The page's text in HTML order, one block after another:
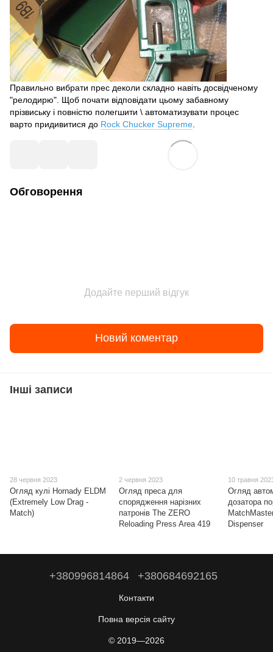
Правильно вибрати прес деколи складно навіть досвідченому
"релодирю". Щоб почати відповідати цьому забавному
прізвиську і повністю полегшити \ автоматизувати процес
варто придивитися до Rock Chucker Supreme
Обговорення
Додайте перший відгук
Новий коментар
Інші записи
28 червня 2023
Огляд кулі Hornady ELDM
(Extremely Low Drag -
Match)
2 червня 2023
Огляд преса для
спорядження нарізних
патронів The ZERO
Reloading Press Area 419
10 травня
Огляд
дозатора
Dispenser
+380996814864 +380684692165
Контакти
Повна версія сайту
© 2019—2026